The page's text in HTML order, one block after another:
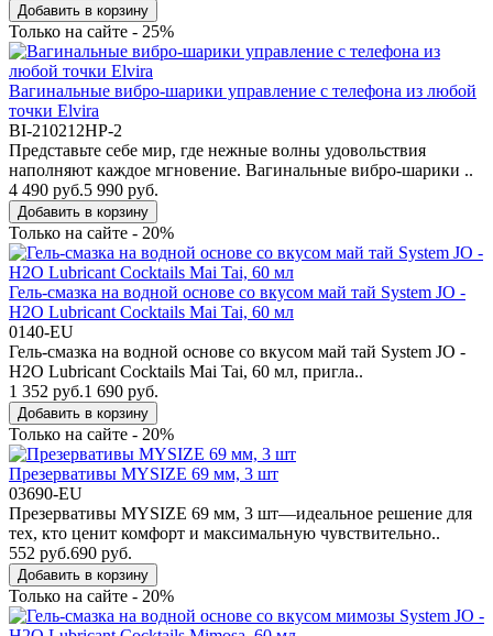
Добавить в корзину
Только на сайте - 25%
Вагинальные вибро-шарики управление с телефона из любой
точки Elvira
BI-210212HP-2
Представьте себе мир, где нежные волны удовольствия
наполняют каждое мгновение. Вагинальные вибро-шарики ..
4 490 руб.5 990 руб.
Добавить в корзину
Только на сайте - 20%
Гель-смазка на водной основе со вкусом май тай System JO -
H2O Lubricant Cocktails Mai Tai, 60 мл
0140-EU
Гель-смазка на водной основе со вкусом май тай System JO -
H2O Lubricant Cocktails Mai Tai, 60 мл, пригла..
1 352 руб.1 690 руб.
Добавить в корзину
Только на сайте - 20%
Презервативы MYSIZE 69 мм, 3 шт
03690-EU
Презервативы MYSIZE 69 мм, 3 шт—идеальное решение для
тех, кто ценит комфорт и максимальную чувствительно..
552 руб.690 руб.
Добавить в корзину
Только на сайте - 20%